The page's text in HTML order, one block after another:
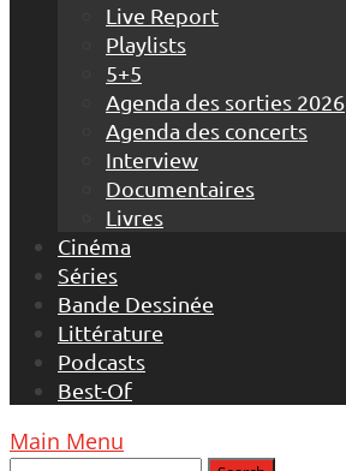
Live Report
Playlists
5+5
Agenda des sorties 2026
Agenda des concerts
Interview
Documentaires
Livres
Cinéma
Séries
Bande Dessinée
Littérature
Podcasts
Best-Of
Main Menu